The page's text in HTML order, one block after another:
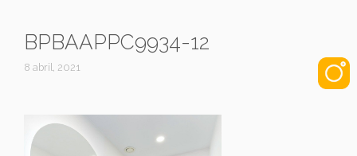
BPBAAPPC9934-12
8 abril, 2021